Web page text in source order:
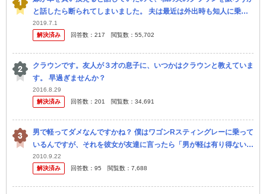
と話したら断られてしまいました。 夫は最近は外出時も知人に乗せ
てもらう事が多いですし、嫁も買い出しで週に2回程度しか乗らない
ので、 ...
2019.7.1
解決済み
回答数： 217 閲覧数： 55,702
クラウンです。友人が３才の息子に、いつかはクラウンと教えていま
す。 早過ぎませんか？
2016.8.29
解決済み
回答数： 201 閲覧数： 34,691
男で軽ってダメなんですかね？ 僕はワゴンRスティングレーに乗って
いるんですが、それを彼女が友達に言ったら「男が軽は有り得ない」
と言われたらしいです。 それを聞いてなんとなく腹がたちました。
やっぱ...
2010.9.22
解決済み
回答数： 95 閲覧数： 7,688